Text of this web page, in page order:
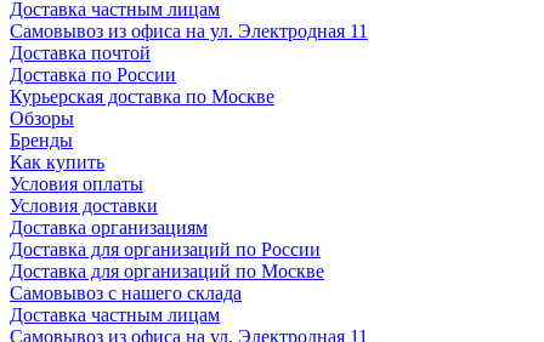
Доставка частным лицам
Самовывоз из офиса на ул. Электродная 11
Доставка почтой
Доставка по России
Курьерская доставка по Москве
Обзоры
Бренды
Как купить
Условия оплаты
Условия доставки
Доставка организациям
Доставка для организаций по России
Доставка для организаций по Москве
Самовывоз с нашего склада
Доставка частным лицам
Самовывоз из офиса на ул. Электродная 11